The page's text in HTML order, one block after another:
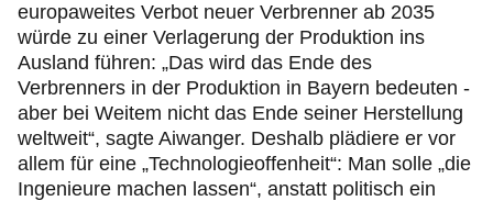
europaweites Verbot neuer Verbrenner ab 2035
würde zu einer Verlagerung der Produktion ins
Ausland führen: „Das wird das Ende des
Verbrenners in der Produktion in Bayern bedeuten -
aber bei Weitem nicht das Ende seiner Herstellung
weltweit“, sagte Aiwanger. Deshalb plädiere er vor
allem für eine „Technologieoffenheit“: Man solle „die
Ingenieure machen lassen“, anstatt politisch ein